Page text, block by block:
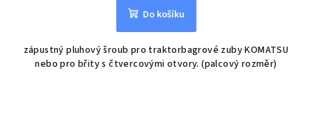
Do košíku
zápustný pluhový šroub pro traktorbagrové zuby KOMATSU
nebo pro břity s čtvercovými otvory. (palcový rozměr)